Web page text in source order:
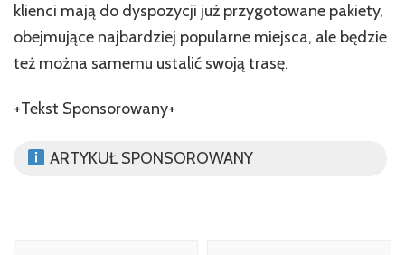
klienci mają do dyspozycji już przygotowane pakiety,
obejmujące najbardziej popularne miejsca, ale będzie
też można samemu ustalić swoją trasę.
+Tekst Sponsorowany+
ARTYKUŁ SPONSOROWANY